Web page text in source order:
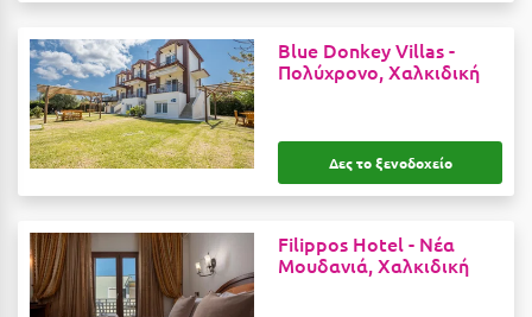
Ζ
Ζαγοροχώρια
Ζάκυνθος
Η
Ηλεία
Ηράκλειο
Blue Donkey Villas -
Πολύχρονο, Χαλκιδική
Δες το ξενοδοχείο
Filippos Hotel - Νέα
Μουδανιά, Χαλκιδική